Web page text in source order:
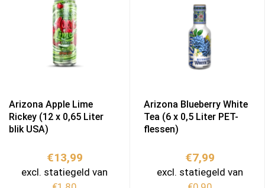
Arizona Apple Lime
Rickey (12 x 0,65 Liter
blik USA)
€13,99
excl. statiegeld van
Arizona Blueberry White
Tea (6 x 0,5 Liter PET-
flessen)
€7,99
excl. statiegeld van